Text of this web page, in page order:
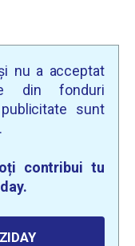
nu a acceptat
din fonduri
sunt
contribui tu